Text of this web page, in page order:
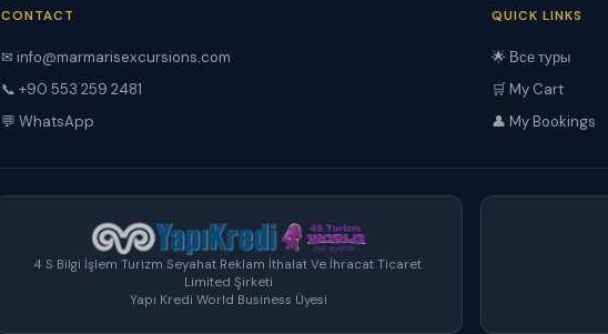
CONTACT
✉ info@marmarisexcursions.com
📞 +90 553 259 2481
💬 WhatsApp
QUICK LINKS
🌟 Все туры
🛒 My Cart
👤 My Bookings
4 S Bilgi İşlem Turizm Seyahat Reklam İthalat Ve İhracat Ticaret
Limited Şirketi
Yapı Kredi World Business Üyesi